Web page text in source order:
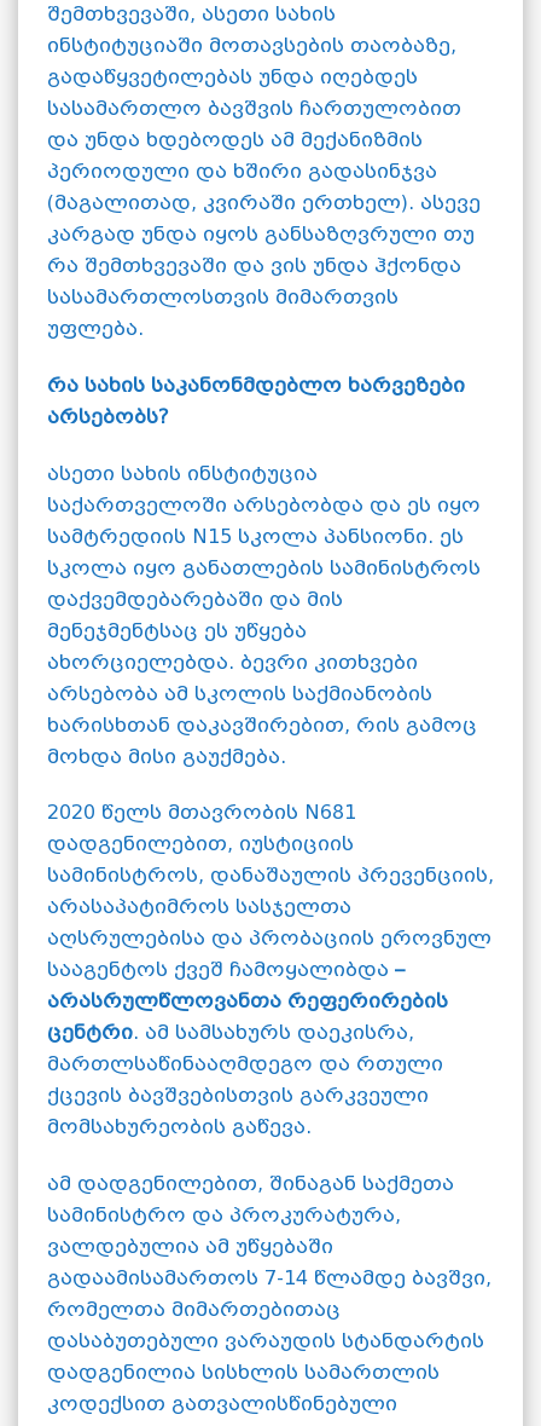
შემთხვევაში, ასეთი სახის
ინსტიტუციაში მოთავსების თაობაზე,
გადაწყვეტილებას უნდა იღებდეს
სასამართლო ბავშვის ჩართულობით
და უნდა ხდებოდეს ამ მექანიზმის
პერიოდული და ხშირი გადასინჯვა
(მაგალითად, კვირაში ერთხელ). ასევე
კარგად უნდა იყოს განსაზღვრული თუ
რა შემთხვევაში და ვის უნდა ჰქონდა
სასამართლოსთვის მიმართვის
უფლება.
რა სახის საკანონმდებლო ხარვეზები
არსებობს?
ასეთი სახის ინსტიტუცია
საქართველოში არსებობდა და ეს იყო
სამტრედიის N15 სკოლა პანსიონი. ეს
სკოლა იყო განათლების სამინისტროს
დაქვემდებარებაში და მის
მენეჯმენტსაც ეს უწყება
ახორციელებდა. ბევრი კითხვები
არსებობა ამ სკოლის საქმიანობის
ხარისხთან დაკავშირებით, რის გამოც
მოხდა მისი გაუქმება.
2020 წელს მთავრობის N681
დადგენილებით, იუსტიციის
სამინისტროს, დანაშაულის პრევენციის,
არასაპატიმროს სასჯელთა
აღსრულებისა და პრობაციის ეროვნულ
სააგენტოს ქვეშ ჩამოყალიბდა –
არასრულწლოვანთა რეფერირების
ცენტრი. ამ სამსახურს დაეკისრა,
მართლსაწინააღმდეგო და რთული
ქცევის ბავშვებისთვის გარკვეული
მომსახურეობის გაწევა.
ამ დადგენილებით, შინაგან საქმეთა
სამინისტრო და პროკურატურა,
ვალდებულია ამ უწყებაში
გადაამისამართოს 7-14 წლამდე ბავშვი,
რომელთა მიმართებითაც
დასაბუთებული ვარაუდის სტანდარტის
დადგენილია სისხლის სამართლის
კოდექსით გათვალისწინებული